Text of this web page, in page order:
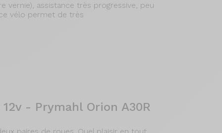
vernie), assistance très progressive, peu
vélo permet de très
- Prymahl Orion A30R